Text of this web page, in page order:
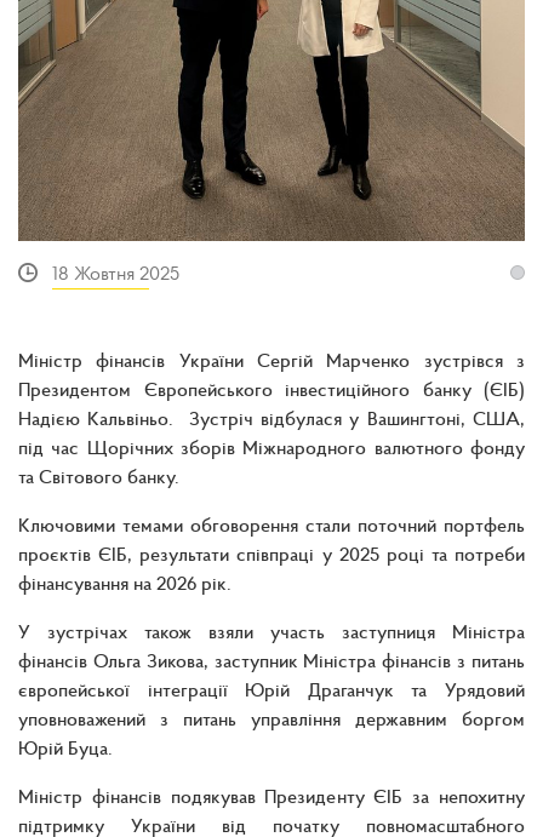
18 Жовтня 2025
Міністр фінансів України Сергій Марченко зустрівся з
Президентом Європейського інвестиційного банку (ЄІБ)
Надією Кальвіньо. Зустріч відбулася у Вашингтоні, США,
під час Щорічних зборів Міжнародного валютного фонду
та Світового банку.
Ключовими темами обговорення стали поточний портфель
проєктів ЄІБ, результати співпраці у 2025 році та потреби
фінансування на 2026 рік.
У зустрічах також взяли участь заступниця Міністра
фінансів Ольга Зикова, заступник Міністра фінансів з питань
європейської інтеграції Юрій Драганчук та Урядовий
уповноважений з питань управління державним боргом
Юрій Буца.
Міністр фінансів подякував Президенту ЄІБ за непохитну
підтримку України від початку повномасштабного